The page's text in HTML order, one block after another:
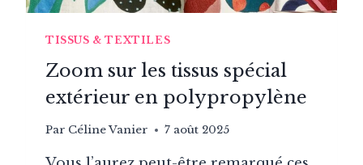
TISSUS & TEXTILES
Zoom sur les tissus spécial
extérieur en polypropylène
Par Céline Vanier 7 août 2025